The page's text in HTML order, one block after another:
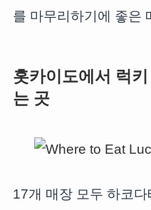
를 마무리하기에 좋은
홋카이도에서 럭
는 곳
17개 매장 모두 하코